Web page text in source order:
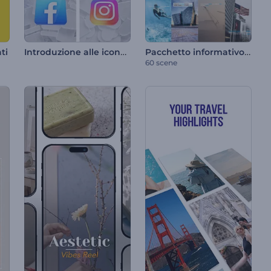
Introduzione alle icone social Pacchetto informativo sui social media
60 scene